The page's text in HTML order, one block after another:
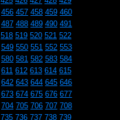
456 457 458 459 460
487 488 489 490 491
518 519 520 521 522
549 550 551 552 553
580 581 582 583 584
611 612 613 614 615
642 643 644 645 646
673 674 675 676 677
704 705 706 707 708
735 736 737 738 739